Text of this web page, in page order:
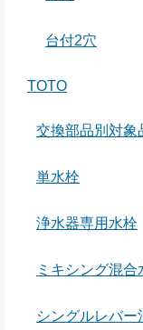
台付2穴
TOTO
交換部品別対象
単水栓
浄水器専用水栓
ミキシング混合
シングルレバー